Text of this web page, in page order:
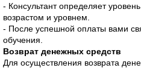
- Консультант определяет
возрастом и уровнем.
- После успешной оплаты вами
обучения.
Возврат денежных средств
Для осуществления возврата